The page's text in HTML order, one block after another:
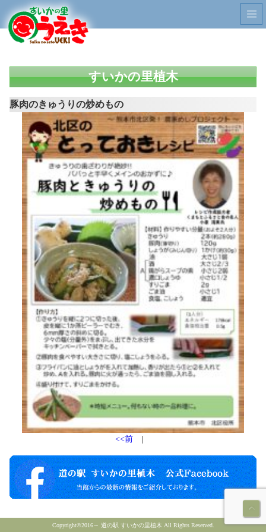
すいかの里植木
豚肉のきゅうりの炒めもの
<<前|
Copyright©2016～ 道の駅 すいかの里植木 All Rights Reserved.